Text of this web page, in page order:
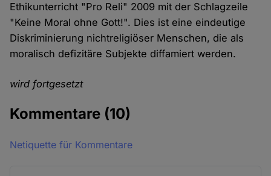
Ethikunterricht "Pro Reli" 2009 mit der Schlagzeile
"Keine Moral ohne Gott!". Dies ist eine eindeutige
Diskriminierung nichtreligiöser Menschen, die als
moralisch defizitäre Subjekte diffamiert werden.
wird fortgesetzt
Kommentare (10)
Netiquette für Kommentare